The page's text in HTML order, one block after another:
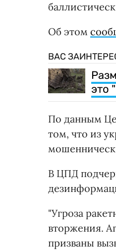
Об этом
ВАС
это
По данным
том, что из
В ЦПД
"Угроза
вторжения.
призваны